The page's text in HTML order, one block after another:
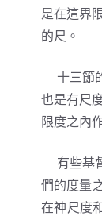
是在這界
的尺。
十三節
也是有尺
限度之內
有些基
們的度量
在神尺度